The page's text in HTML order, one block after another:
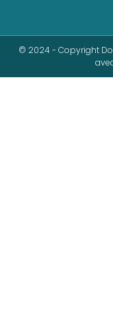
© 2024 - Copyright